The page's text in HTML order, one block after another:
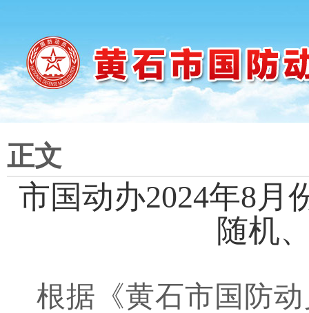
正文
市国动办2024年8月
随机
根据《黄石市国防